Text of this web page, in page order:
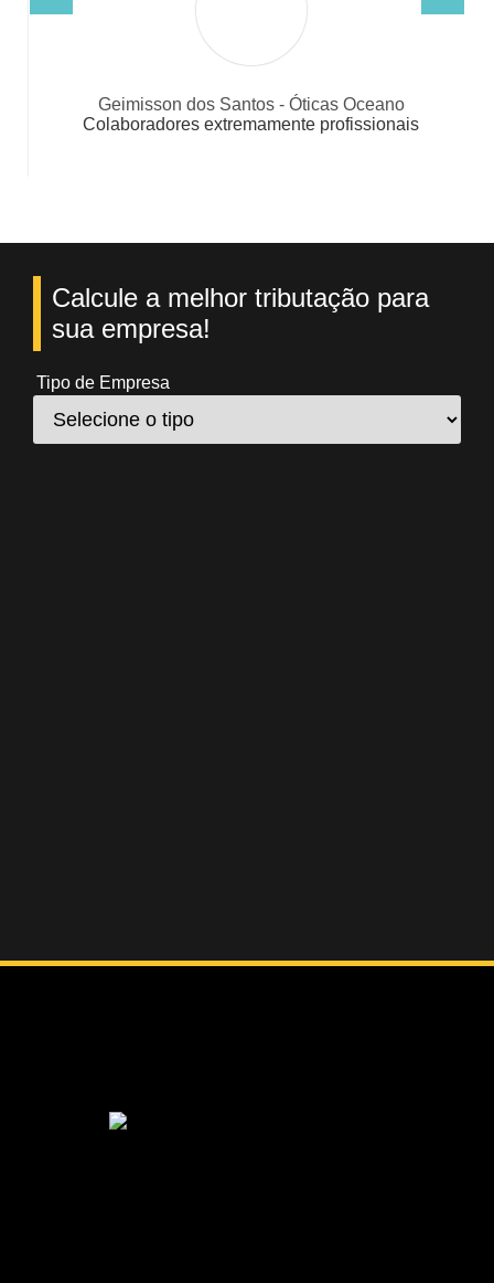
dos Santos - Óticas Oceano
extremamente profissionais
Pessoal altamente
Calcule a melhor tributação para
sua empresa!
Tipo de Empresa